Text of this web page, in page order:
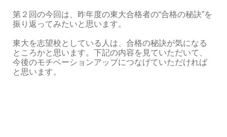
第２回の今回は、昨年度の東大合格者の“合格の秘訣”を
振り返ってみたいと思います。
東大を志望校としている人は、合格の秘訣が気になる
ところかと思います。下記の内容を見ていただいて、
今後のモチベーションアップにつなげていただければ
と思います。